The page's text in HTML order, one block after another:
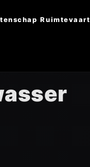
Ruimtevaart